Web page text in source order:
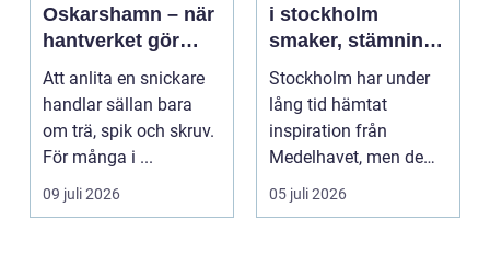
Oskarshamn – när
hantverket gör
skillnad i vardagen
Att anlita en snickare
handlar sällan bara
om trä, spik och skruv.
För många i ...
09 juli 2026
i stockholm
smaker, stämning
och smarta val
Stockholm har under
lång tid hämtat
inspiration från
Medelhavet, men de
senaste åren har
spanska res...
05 juli 2026